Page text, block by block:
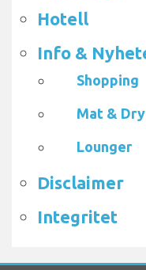
Hotell
Info &
Shopping
Mat &
Lounger
Disclaimer
Integritet